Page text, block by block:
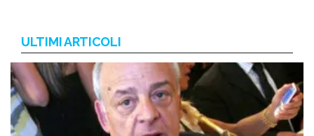
ULTIMI ARTICOLI